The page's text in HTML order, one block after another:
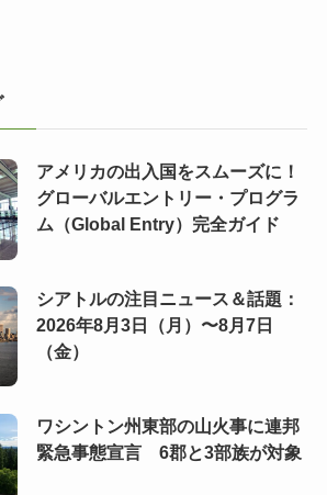
アメリカの出入国をスムーズに！
グローバルエントリー・プログラ
ム（Global Entry）完全ガイド
シアトルの注目ニュース＆話題：
2026年8月3日（月）〜8月7日
（金）
ワシントン州東部の山火事に連邦
緊急事態宣言 6郡と3部族が対象